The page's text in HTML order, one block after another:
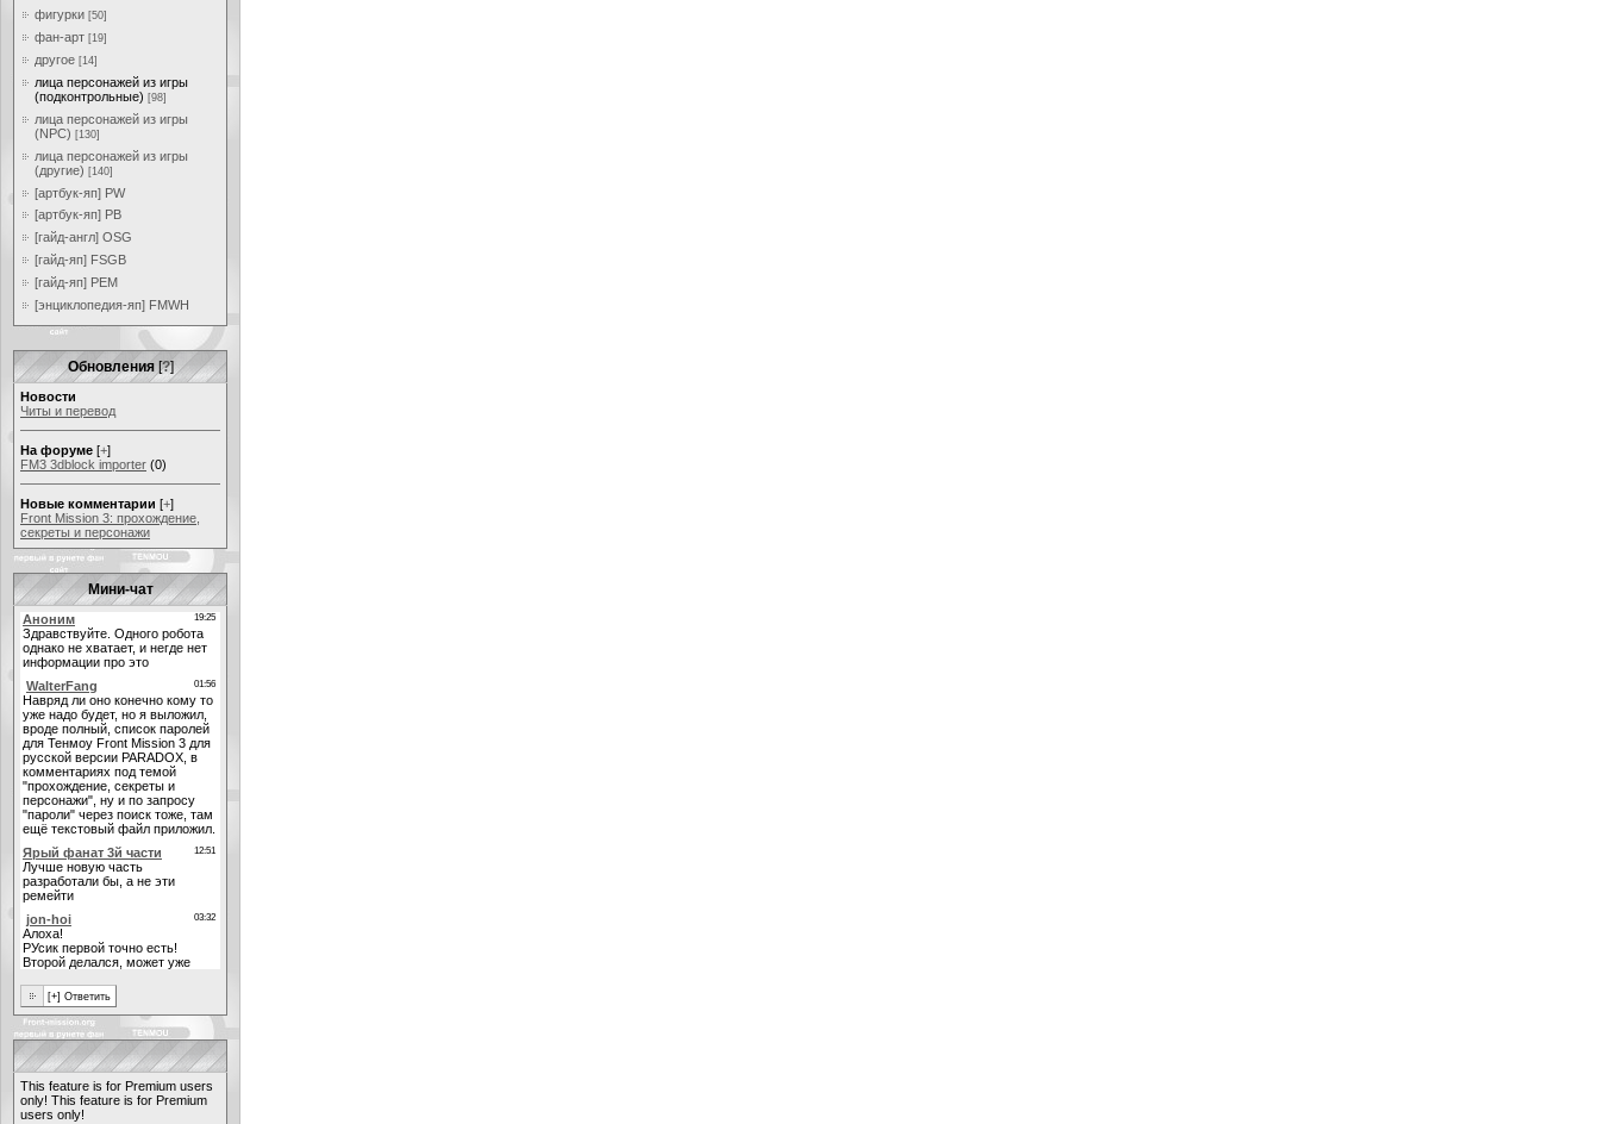
фигурки [50]
фан-арт [19]
другое [14]
лица персонажей из игры
(подконтрольные) [98]
лица персонажей из игры
(NPC) [130]
лица персонажей из игры
(другие) [140]
[артбук-яп] PW
[артбук-яп] PB
[гайд-англ] OSG
[гайд-яп] FSGB
[гайд-яп] PEM
[энциклопедия-яп] FMWH
Обновления [?]
Новости
Читы и перевод
На форуме [+]
FM3 3dblock importer (0)
Новые комментарии [+]
Front Mission 3: прохождение,
секреты и персонажи
Мини-чат
This feature is for Premium users
only! This feature is for Premium
users only!